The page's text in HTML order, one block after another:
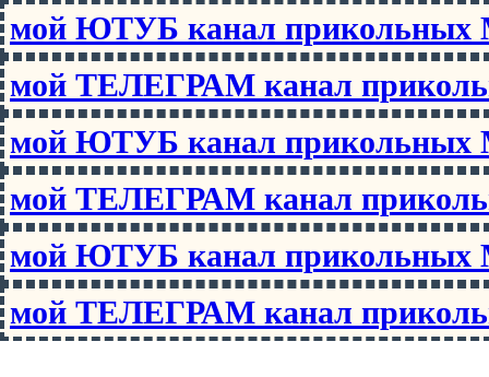
мой ЮТУБ канал
мой ТЕЛЕГРАМ канал
мой ЮТУБ канал
мой ТЕЛЕГРАМ канал
мой ЮТУБ канал
мой ТЕЛЕГРАМ канал